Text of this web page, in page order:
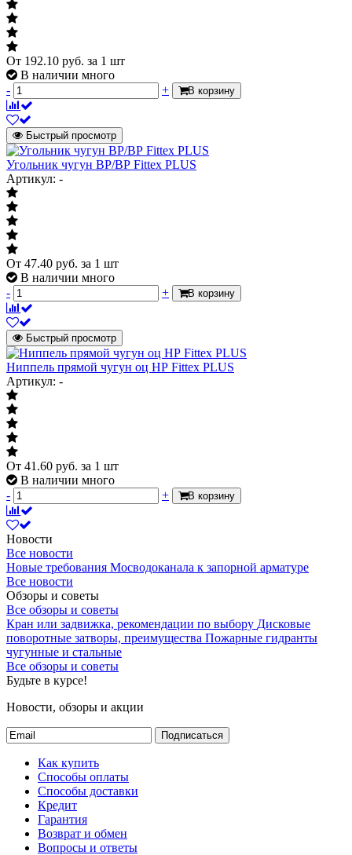
Диаметр резьбы в дюймах
Среда рабочая
От 192.10 руб. за 1 шт
В наличии много
-
+ В корзину
Быстрый просмотр
Угольник чугун ВР/ВР Fittex PLUS
Артикул: -
От 47.40 руб. за 1 шт
В наличии много
-
+ В корзину
Быстрый просмотр
Ниппель прямой чугун оц НР Fittex PLUS
Артикул: -
От 41.60 руб. за 1 шт
В наличии много
-
+ В корзину
Новости
Все новости
Новые требования Мосводоканала к запорной арматуре
Все новости
Обзоры и советы
Все обзоры и советы
Кран или задвижка, рекомендации по выбору Дисковые
поворотные затворы, преимущества Пожарные гидранты
чугунные и стальные
Все обзоры и советы
Будьте в курсе!
Новости, обзоры и акции
Подписаться
Как купить
Способы оплаты
Способы доставки
Кредит
Гарантия
Возврат и обмен
Вопросы и ответы